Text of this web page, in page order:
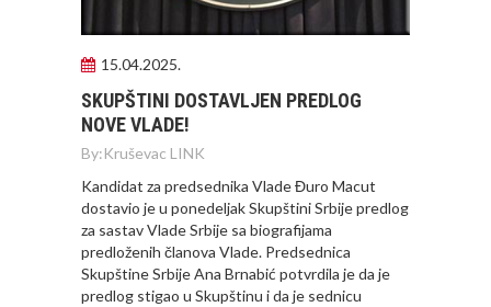
15.04.2025.
SKUPŠTINI DOSTAVLJEN PREDLOG
NOVE VLADE!
By:Kruševac LINK
Kandidat za predsednika Vlade Đuro Macut
dostavio je u ponedeljak Skupštini Srbije predlog
za sastav Vlade Srbije sa biografijama
predloženih članova Vlade. Predsednica
Skupštine Srbije Ana Brnabić potvrdila je da je
predlog stigao u Skupštinu i da je sednicu